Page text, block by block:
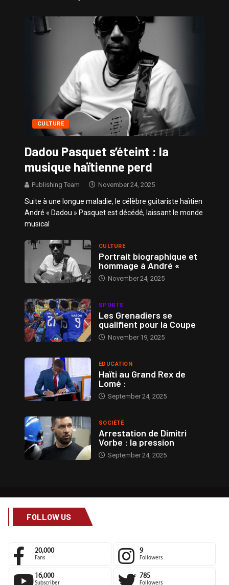
Sissy – Confidences de Stars
CULTURE
Dadou Pasquet s’éteint : la
musique haïtienne perd
Publishing Team November 24, 2025
Suite à une longue maladie, le célèbre guitariste haïtien
André « Dadou » Pasquet est décédé, laissant le monde
musical
CULTURE
Portrait biographique et
hommage à André «
November 24, 2025
SPORTS
Les Grenadiers se
qualifient pour la Coupe
November 19, 2025
EDUCATION
Haïti au Grand Rex de
Lomé :
September 24, 2025
SOCIÉTÉ
Arrestation de Dimitri
Vorbe : la pression
September 24, 2025
FOLLOW US
20,000
Fans
9
Followers
16,000
Subscriber
785
Followers